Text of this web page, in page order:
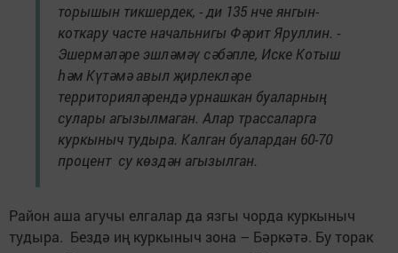
торышын тикшердек, - ди 135 нче янгын-
коткару часте начальнигы Фәрит Яруллин. -
Эшермәләре эшләмәү сәбәпле, Иске Котыш
һәм Күтәмә авыл җирлекләре
территорияләрендә урнашкан буаларның
сулары агызылмаган. Алар трассаларга
куркыныч тудыра. Калган буалардан 60-70
процент су көздән агызылган.
Район аша агучы елгалар да язгы чорда куркыныч
тудыра. Бездә иң куркыныч зона – Бәркәтә. Бу торак